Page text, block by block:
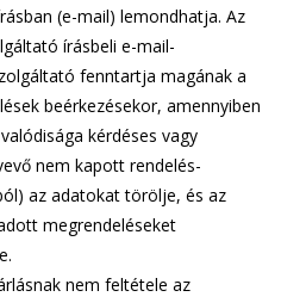
(e-mail) lemondhatja. Az
írásbeli e-mail-
fenntartja magának a
beérkezésekor, amennyiben
kérdéses vagy
nem kapott rendelés-
az adatokat törölje, és az
megrendeléseket
nem feltétele az